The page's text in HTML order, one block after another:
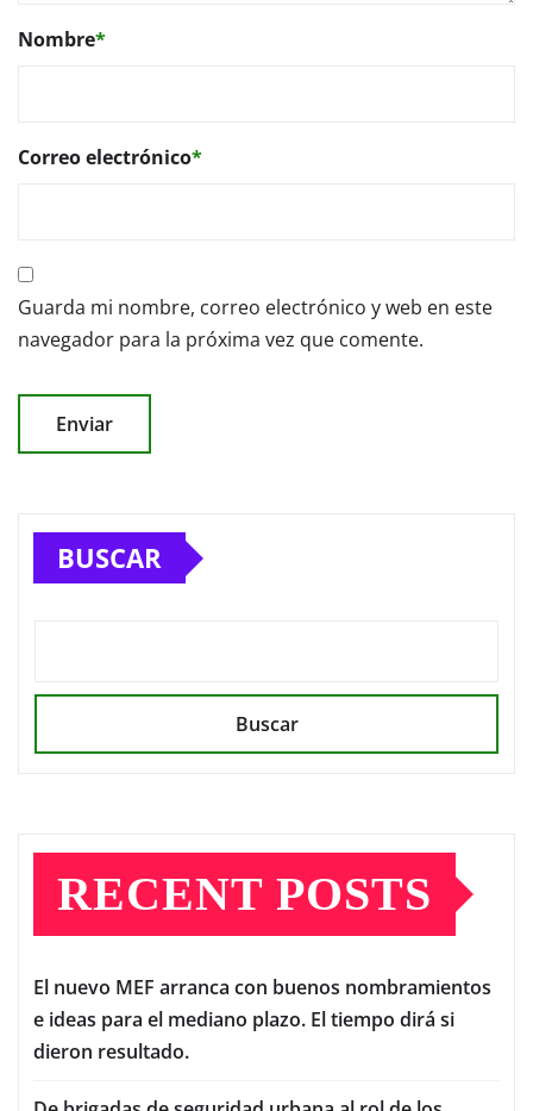
Nombre*
Correo electrónico*
Guarda mi nombre, correo electrónico y web en este
navegador para la próxima vez que comente.
BUSCAR
Buscar
RECENT POSTS
El nuevo MEF arranca con buenos nombramientos
e ideas para el mediano plazo. El tiempo dirá si
dieron resultado.